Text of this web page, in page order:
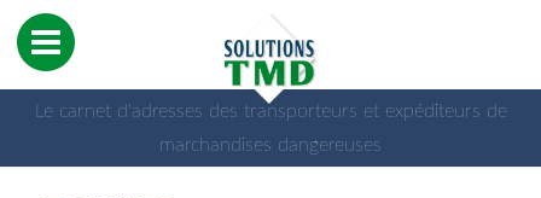
Le carnet d'adresses des transporteurs et expéditeurs de
marchandises dangereuses